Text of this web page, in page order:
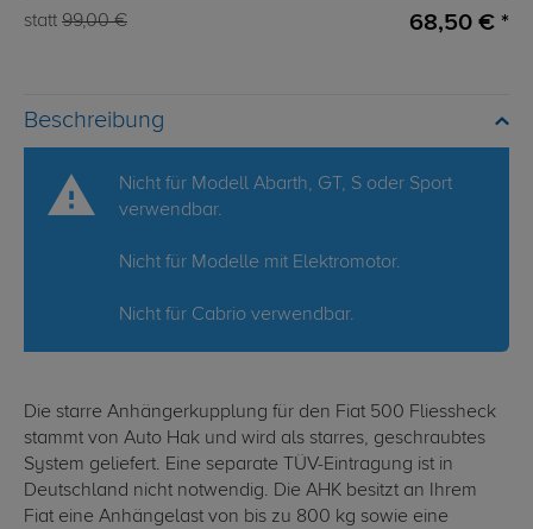
statt 99,00 € 68,50 € *
Beschreibung
Nicht für Modell Abarth, GT, S oder Sport
verwendbar.
Nicht für Modelle mit Elektromotor.
Nicht für Cabrio verwendbar.
Die starre Anhängerkupplung für den Fiat 500 Fliessheck
stammt von Auto Hak und wird als starres, geschraubtes
System geliefert. Eine separate TÜV-Eintragung ist in
Deutschland nicht notwendig. Die AHK besitzt an Ihrem
Fiat eine Anhängelast von bis zu 800 kg sowie eine